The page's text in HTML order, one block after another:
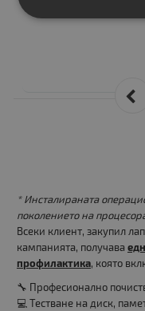
* Инсталираната
поколението на
Всеки клиент, закупил
кампанията, получава
профилактика, която
🔧 Професионално
💻 Тестване на диск,